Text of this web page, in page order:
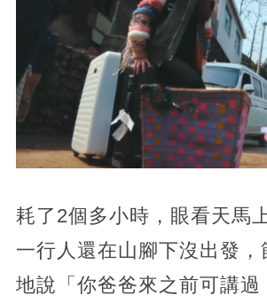
耗了2個多小時，眼看天馬
一行人還在山腳下沒出發，
地說「你爸爸來之前可講過